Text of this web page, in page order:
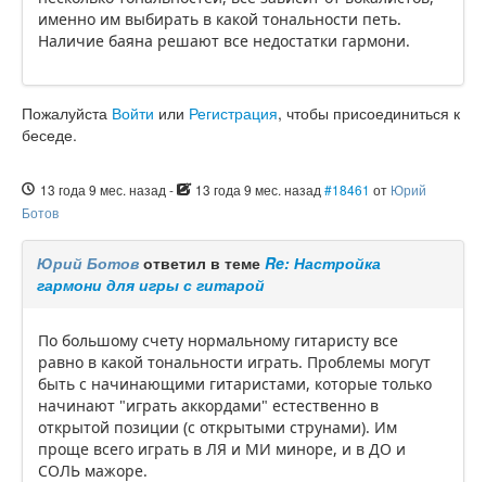
именно им выбирать в какой тональности петь.
Наличие баяна решают все недостатки гармони.
Пожалуйста Войти или Регистрация, чтобы присоединиться к
беседе.
13 года 9 мес. назад - 13 года 9 мес. назад #18461 от Юрий
Ботов
Юрий Ботов ответил в теме Re: Настройка
гармони для игры с гитарой
По большому счету нормальному гитаристу все
равно в какой тональности играть. Проблемы могут
быть с начинающими гитаристами, которые только
начинают "играть аккордами" естественно в
открытой позиции (с открытыми струнами). Им
проще всего играть в ЛЯ и МИ миноре, и в ДО и
СОЛЬ мажоре.